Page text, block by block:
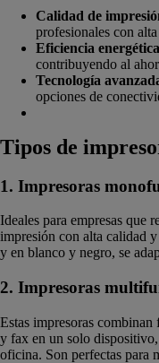
Calidad de
profesionales con
Eficiencia energética
contribuyendo al
Tecnología
opciones de
Tipos de
1. Impresoras
Ideales para empresas que
impresión con alta calidad
y en blanco y negro, se
2. Impresoras
Estas impresoras
y fax en un solo
oficina. Son perfectas para